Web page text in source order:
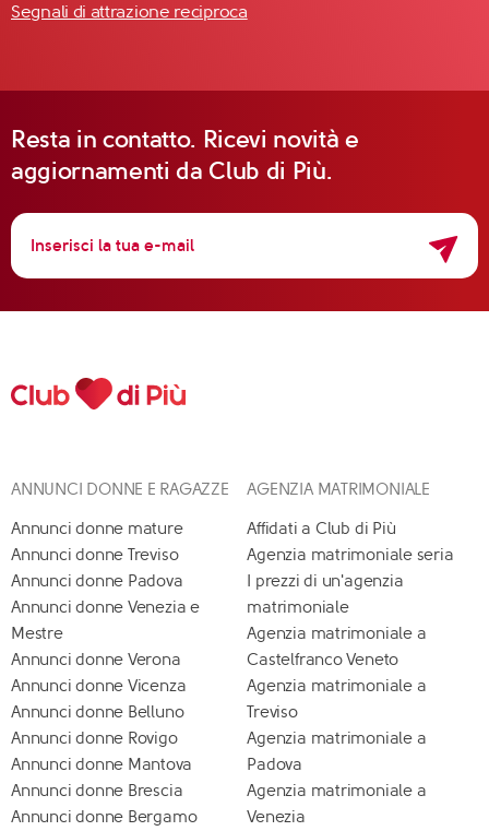
Segnali di attrazione reciproca
Resta in contatto. Ricevi novità e
aggiornamenti da Club di Più.
ANNUNCI DONNE E RAGAZZE
Annunci donne mature
Annunci donne Treviso
Annunci donne Padova
Annunci donne Venezia e
Mestre
Annunci donne Verona
Annunci donne Vicenza
Annunci donne Belluno
Annunci donne Rovigo
Annunci donne Mantova
Annunci donne Brescia
Annunci donne Bergamo
AGENZIA MATRIMONIALE
Affidati a Club di Più
Agenzia matrimoniale seria
I prezzi di un'agenzia
matrimoniale
Agenzia matrimoniale a
Castelfranco Veneto
Agenzia matrimoniale a
Treviso
Agenzia matrimoniale a
Padova
Agenzia matrimoniale a
Venezia